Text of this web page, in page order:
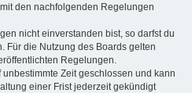
den nachfolgenden Regelungen
nicht einverstanden bist, so darfst du
Für die Nutzung des Boards gelten
Regelungen.
Zeit geschlossen und kann
einer Frist jederzeit gekündigt